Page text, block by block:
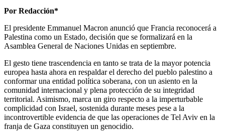
Por Redacción*
El presidente Emmanuel Macron anunció que Francia reconocerá a
Palestina como un Estado, decisión que se formalizará en la
Asamblea General de Naciones Unidas en septiembre.
El gesto tiene trascendencia en tanto se trata de la mayor potencia
europea hasta ahora en respaldar el derecho del pueblo palestino a
conformar una entidad política soberana, con un asiento en la
comunidad internacional y plena protección de su integridad
territorial. Asimismo, marca un giro respecto a la imperturbable
complicidad con Israel, sostenida durante meses pese a la
incontrovertible evidencia de que las operaciones de Tel Aviv en la
franja de Gaza constituyen un genocidio.